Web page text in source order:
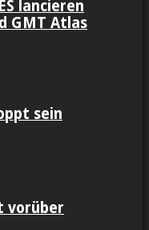
lancieren
GMT Atlas
sein
vorüber